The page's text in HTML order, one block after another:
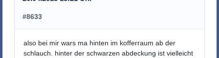
#8633
also bei mir wars ma hinten im kofferraum ab der
schlauch. hinter der schwarzen abdeckung ist vielleicht